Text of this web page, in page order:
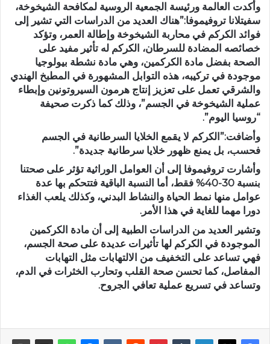
وأكدت العالمة ورئيسة الجمعية الروسية لمكافحة الشيخوخة،
سفيتلانا تروفيموفا:”هناك العديد من الدراسات التي تشير إلى
فوائد الكركم في محاربة الشيخوخة وإطالة العمر، وتؤكد
خصائصه المضادة للسرطان، الكركم له تأثير مفيد على
الصحة بفضل مادة الكركمين، وهي مادة نشطة بيولوجيا
موجودة في تركيبه، هذه التوابل المشهورة في المطبخ الهندي
والشرقي تعمل على تعزيز إنتاج هرمون السيروتونين وإبطاء
عملية الشيخوخة في الجسم”، وذلك كما ذكرت صحيفة
“روسيا اليوم”.
وأضافت:”الكركم لا يقمع الخلايا السرطانية في الجسم
فحسب، بل يمنع ظهور خلايا سرطانية جديدة”.
وأشارت تروفيموفا إلى أن العوامل الوراثية تؤثر على صحتنا
بنسبة 30-40% فقط، أما النسبة الباقية فتتحكم بها عدة
عوامل منها نمط الحياة والنشاط البدني، وكذلك يلعب الغذاء
دورا مهما للغاية في هذا الأمر.
وتشير العديد من الدراسات الطبية إلى أن مادة الكركمين
الموجودة في الكركم لها تأثيرات عديدة على صحة الجسم،
فهي تساعد على التخفيف من الالتهابات مثل التهابات
المفاصل، كما تحسن صحة القلب وتحارب الخثرات في الدم،
وتساعد في تسريع عملية تعافي الجروح.